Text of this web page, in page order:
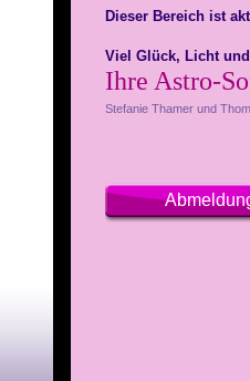
Dieser Bereich ist
Viel Glück, Licht
Ihre Astro-
Stefanie Thamer und